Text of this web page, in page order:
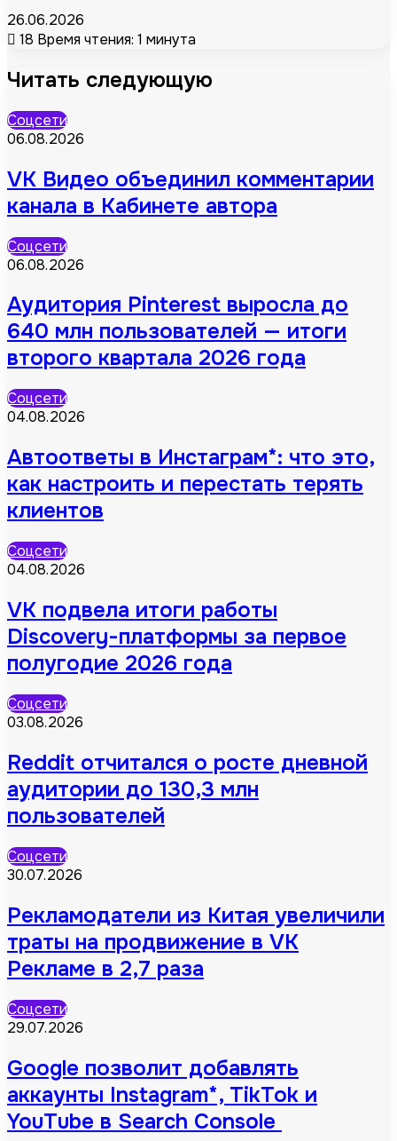
26.06.2026
18 Время чтения: 1 минута
Читать следующую
Соцсети
06.08.2026
VK Видео объединил комментарии
канала в Кабинете автора
Соцсети
06.08.2026
Аудитория Pinterest выросла до
640 млн пользователей — итоги
второго квартала 2026 года
Соцсети
04.08.2026
Автоответы в Инстаграм*: что это,
как настроить и перестать терять
клиентов
Соцсети
04.08.2026
VK подвела итоги работы
Discovery-платформы за первое
полугодие 2026 года
Соцсети
03.08.2026
Reddit отчитался о росте дневной
аудитории до 130,3 млн
пользователей
Соцсети
30.07.2026
Рекламодатели из Китая увеличили
траты на продвижение в VK
Рекламе в 2,7 раза
Соцсети
29.07.2026
Google позволит добавлять
аккаунты Instagram*, TikTok и
YouTube в Search Console